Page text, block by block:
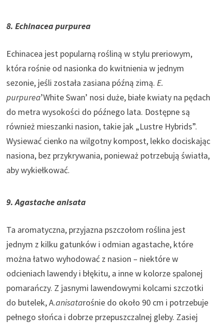
8. Echinacea purpurea
Echinacea jest popularną rośliną w stylu preriowym,
która rośnie od nasionka do kwitnienia w jednym
sezonie, jeśli została zasiana późną zimą.E.
purpurea’White Swan’ nosi duże, białe kwiaty na pędach
do metra wysokości do późnego lata. Dostępne są
również mieszanki nasion, takie jak „Lustre Hybrids”.
Wysiewać cienko na wilgotny kompost, lekko dociskając
nasiona, bez przykrywania, ponieważ potrzebują światła,
aby wykiełkować.
9. Agastache anisata
Ta aromatyczna, przyjazna pszczołom roślina jest
jednym z kilku gatunków i odmian agastache, które
można łatwo wyhodować z nasion – niektóre w
odcieniach lawendy i błękitu, a inne w kolorze spalonej
pomarańczy. Z jasnymi lawendowymi kolcami szczotki
do butelek, A.anisatarośnie do około 90 cm i potrzebuje
pełnego słońca i dobrze przepuszczalnej gleby. Zasiej